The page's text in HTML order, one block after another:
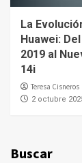
La
Huawei:
2019 al
14i
Teresa Cisneros
2 octubre
Buscar